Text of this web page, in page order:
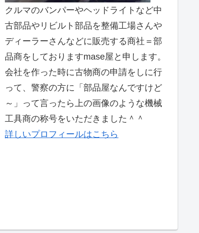
クルマのバンパーやヘッドライトなど中
古部品やリビルト部品を整備工場さんや
ディーラーさんなどに販売する商社＝部
品商をしておりますmase屋と申します。
会社を作った時に古物商の申請をしに行
って、警察の方に「部品屋なんですけど
～」って言ったら上の画像のような機械
工具商の称号をいただきました＾＾
詳しいプロフィールはこちら